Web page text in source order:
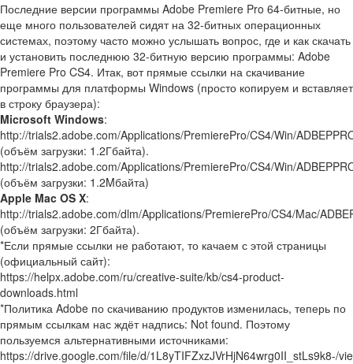
Последние версии программы Adobe Premiere Pro 64-битные, но
еще много пользователей сидят на 32-битных операционных
системах, поэтому часто можно услышать вопрос, где и как скачать
и установить последнюю 32-битную версию программы: Adobe
Premiere Pro CS4. Итак, вот прямые ссылки на скачивание
программы для платформы Windows (просто копируем и вставляет
в строку браузера):
Microsoft Windows:
http://trials2.adobe.com/Applications/PremierePro/CS4/Win/
(объём загрузки: 1.2Гбайта).
http://trials2.adobe.com/Applications/PremierePro/CS4/Win/
(объём загрузки: 1.2Mбайта)
Apple Mac OS X:
http://trials2.adobe.com/dlm/Applications/PremierePro/CS4/Mac/
(объём загрузки: 2Гбайта).
*Если прямые ссылки не работают, то качаем с этой страницы
(официальный сайт):
https://helpx.adobe.com/ru/creative-suite/kb/cs4-product-
downloads.html
*Политика Adobe по скачиванию продуктов изменилась, теперь по
прямым ссылкам нас ждёт надпись: Not found. Поэтому
пользуемся альтернативными источниками:
https://drive.google.com/file/d/1L8yTIFZxzJVrHjN64wrg0II_stLs9k8-/